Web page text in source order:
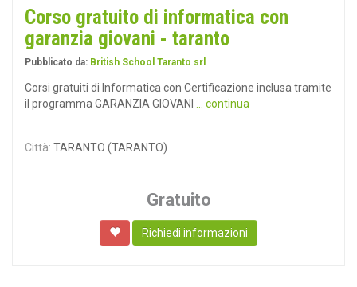
Corso gratuito di informatica con
garanzia giovani - taranto
Pubblicato da: British School Taranto srl
Corsi gratuiti di Informatica con Certificazione inclusa tramite
il programma GARANZIA GIOVANI
... continua
Città: TARANTO (TARANTO)
Gratuito
Richiedi informazioni